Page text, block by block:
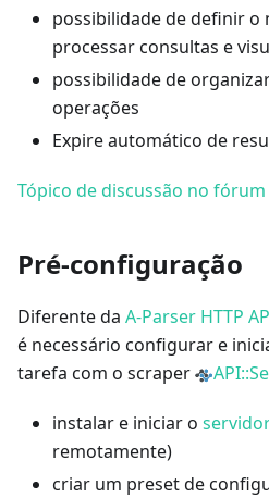
possibilidade de definir
processar consultas e
possibilidade de
operações
Expire automático de
Tópico de discussão no fórum
Pré-configuração
Diferente da A-Parser HTTP
é necessário configurar e
tarefa com o scraper
instalar e iniciar o
remotamente)
criar um preset de